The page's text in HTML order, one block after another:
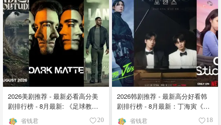
2026美剧推荐 - 最新必看高分美
剧排行榜 - 8月最新: 《​​足球教练
》第四季回归！
省钱君 20
2026韩剧推荐 - 最新高分好看韩
剧排行榜 - 8月最新：丁海寅《我
的荒糖恋爱 》上线❣️
省钱君 18